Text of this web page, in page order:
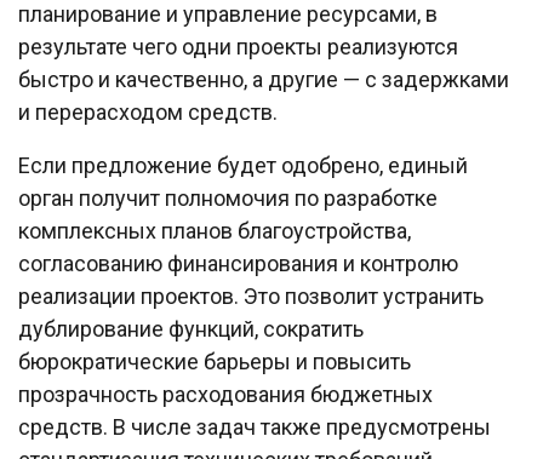
планирование и управление ресурсами, в
результате чего одни проекты реализуются
быстро и качественно, а другие — с задержками
и перерасходом средств.
Если предложение будет одобрено, единый
орган получит полномочия по разработке
комплексных планов благоустройства,
согласованию финансирования и контролю
реализации проектов. Это позволит устранить
дублирование функций, сократить
бюрократические барьеры и повысить
прозрачность расходования бюджетных
средств. В числе задач также предусмотрены